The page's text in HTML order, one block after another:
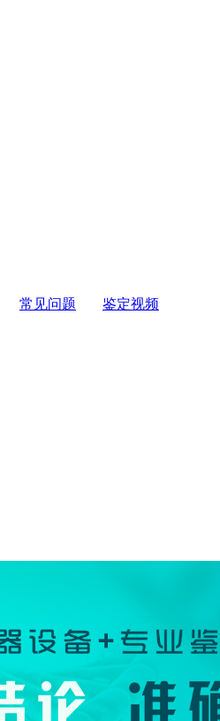
常见问题 鉴定视频